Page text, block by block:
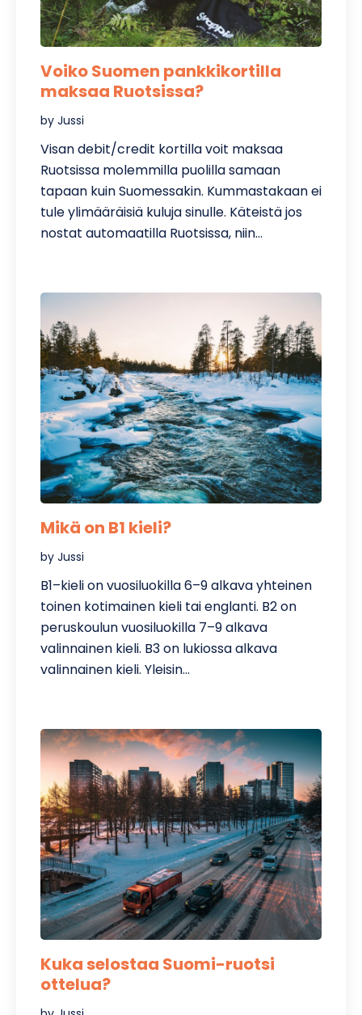
Voiko Suomen pankkikortilla
maksaa Ruotsissa?
by Jussi
Visan debit/credit kortilla voit maksaa
Ruotsissa molemmilla puolilla samaan
tapaan kuin Suomessakin. Kummastakaan ei
tule ylimääräisiä kuluja sinulle. Käteistä jos
nostat automaatilla Ruotsissa, niin…
Mikä on B1 kieli?
by Jussi
B1–kieli on vuosiluokilla 6–9 alkava yhteinen
toinen kotimainen kieli tai englanti. B2 on
peruskoulun vuosiluokilla 7–9 alkava
valinnainen kieli. B3 on lukiossa alkava
valinnainen kieli. Yleisin…
Kuka selostaa Suomi-ruotsi
ottelua?